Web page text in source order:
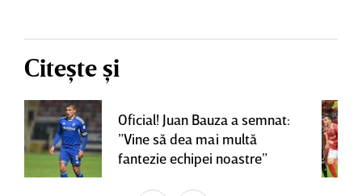
Citește și
Oficial! Juan Bauza a semnat:
”Vine să dea mai multă
fantezie echipei noastre”